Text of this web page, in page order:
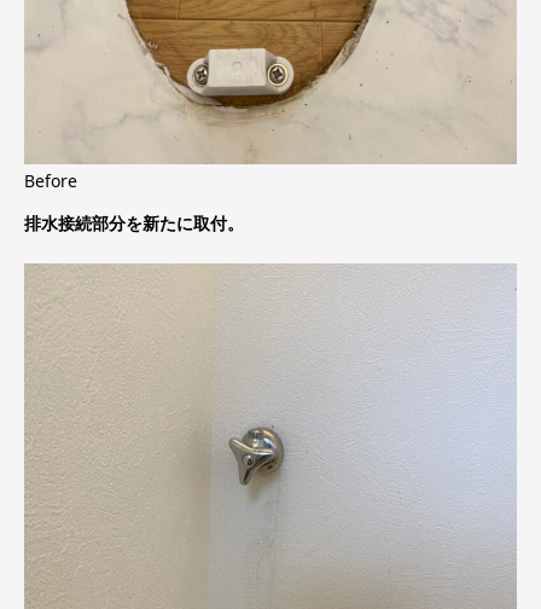
Before
排水接続部分を新たに取付。